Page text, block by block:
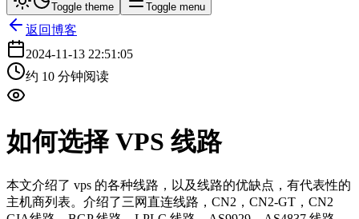
Toggle theme Toggle menu
返回博客
2024-11-13 22:51:05
约 10 分钟阅读
如何选择 VPS 线路
本文介绍了 vps 的各种线路，以及线路的优缺点，有代表性的
主机商列表。介绍了三网直连线路，CN2，CN2-GT，CN2